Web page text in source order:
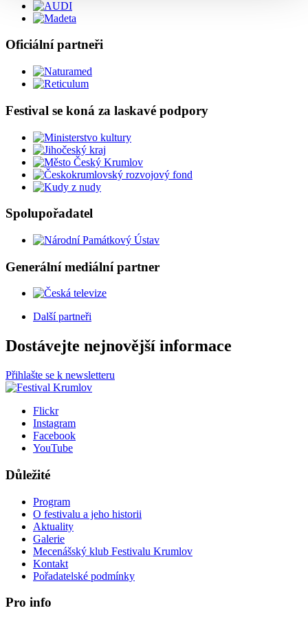
Oficiální partneři
Festival se koná za laskavé podpory
Spolupořadatel
Generální mediální partner
Další partneři
Dostávejte nejnovější informace
Přihlašte se k newsletteru
Flickr
Instagram
Facebook
YouTube
Důležité
Program
O festivalu a jeho historii
Aktuality
Galerie
Mecenášský klub Festivalu Krumlov
Kontakt
Pořadatelské podmínky
Pro info